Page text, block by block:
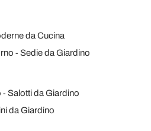
da Cucina
Sedie da Giardino
Salotti da Giardino
da Giardino